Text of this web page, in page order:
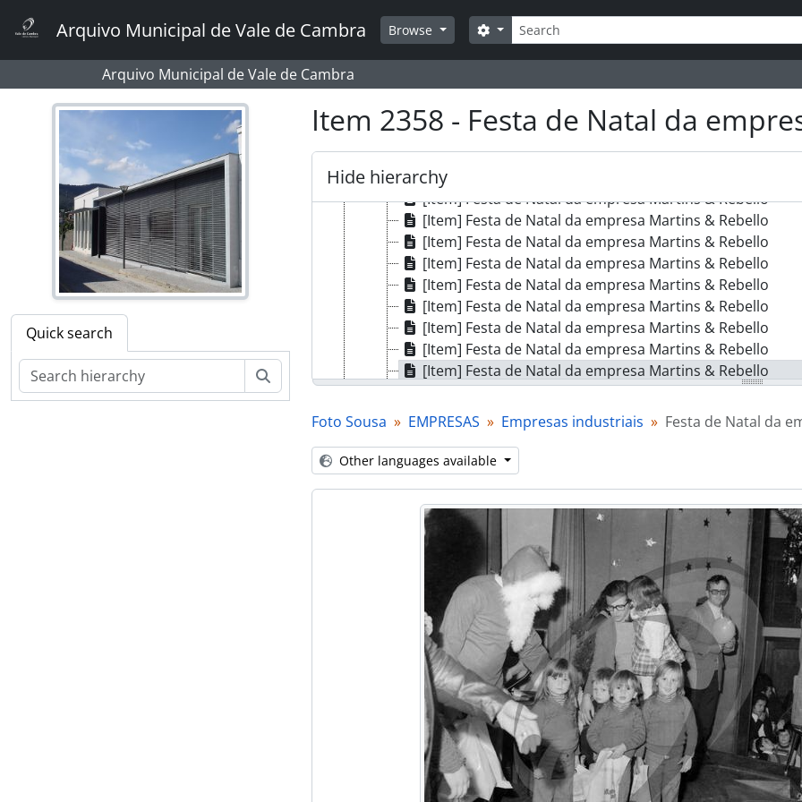
Arquivo Municipal de Vale de Cambra Browse Search
Search options
Arquivo Municipal de Vale de Cambra
Quick search
Search
Item 2358 - Festa de Natal da
Hide hierarchy
[Item] Festa de Natal da empresa Martins & Rebello
[Item] Festa de Natal da empresa Martins & Rebello
[Item] Festa de Natal da empresa Martins & Rebello
[Item] Festa de Natal da empresa Martins & Rebello
[Item] Festa de Natal da empresa Martins & Rebello
[Item] Festa de Natal da empresa Martins & Rebello
[Item] Festa de Natal da empresa Martins & Rebello
[Item] Festa de Natal da empresa Martins & Rebello
[Item] Festa de Natal da empresa Martins & Rebello
[Item] Festa de Natal da empresa Martins & Rebello
[Item] Festa de Natal da empresa Martins & Rebello
[Item] Festa de Natal da empresa Martins & Rebello
[Item] Festa de Natal da empresa Martins & Rebello
[Item] Festa de Natal da empresa Martins & Rebello
[Item] Festa de Natal da empresa Martins & Rebello
[Item] Festa de Natal da empresa Martins & Rebello
[Item] Festa de Natal da empresa Martins & Rebello
[Item] Festa de Natal da empresa Martins & Rebello
[Item] Festa de Natal da empresa Martins & Rebello
[Item] Festa de Natal da empresa Martins & Rebello
[Item] Festa de Natal da empresa Martins & Rebello
[Item] Festa de Natal da empresa Martins & Rebello
[Item] Festa de Natal da empresa Martins & Rebello
[Item] Festa de Natal da empresa Martins & Rebello
[Item] Festa de Natal da empresa Martins & Rebello
[Item] Festa de Natal da empresa Martins & Rebello
[Item] Festa de Natal da empresa Martins & Rebello
[Item] Festa de Natal da empresa Martins & Rebello
[Item] Festa de Natal da empresa Martins & Rebello
[Item] Festa de Natal da empresa Martins & Rebello
[Item] Festa de Natal da empresa Martins & Rebello
[Item] Festa de Natal da empresa Martins & Rebello
[Item] Festa de Natal da empresa Martins & Rebello
[Item] Festa de Natal da empresa Martins & Rebello
[Item] Festa de Natal da empresa Martins & Rebello
Foto Sousa EMPRESAS Empresas industriais Festa de Natal da
Other languages available